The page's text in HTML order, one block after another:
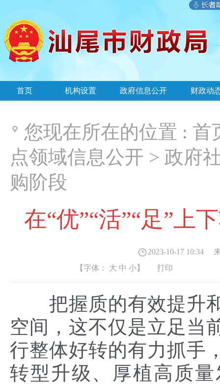
首页 机构设置 政府信息公开 财政动
您现在所在的位置 : 首
点领域信息公开 > 政府
购阶段
在“优”“活”“足”上
2023-10-17 10:34
【字体： 大 中 小】 打印
把握质的有效提升和
空间，这不仅是立足当
行整体好转的有力抓手
转型升级、厚植高质